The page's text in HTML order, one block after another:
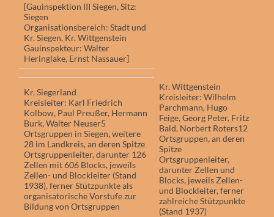
[Gauinspektion III Siegen, Sitz:
Siegen
Organisationsbereich: Stadt und
Kr. Siegen, Kr. Wittgenstein
Gauinspekteur: Walter
Heringlake, Ernst Nassauer]
Kr. Siegerland
Kreisleiter: Karl Friedrich
Kolbow, Paul Preußer, Hermann
Burk, Walter Neuser5
Ortsgruppen in Siegen, weitere
28 im Landkreis, an deren Spitze
Ortsgruppenleiter, darunter 126
Zellen mit 606 Blocks, jeweils
Zellen- und Blockleiter (Stand
1938), ferner Stützpunkte als
organisatorische Vorstufe zur
Bildung von Ortsgruppen
Kr. Wittgenstein
Kreisleiter: Wilhelm
Parchmann, Hugo
Feige, Georg Peter, Fritz
Bald, Norbert Roters12
Ortsgruppen, an deren
Spitze
Ortsgruppenleiter,
darunter Zellen und
Blocks, jeweils Zellen-
und Blockleiter, ferner
zahlreiche Stützpunkte
(Stand 1937)